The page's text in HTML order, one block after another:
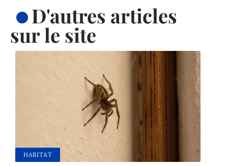
D'autres articles
sur le site
HABITAT